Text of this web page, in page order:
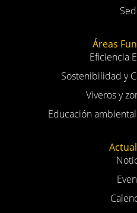
Áreas
Eficiencia
Sostenibilidad y
Viveros y
Educación